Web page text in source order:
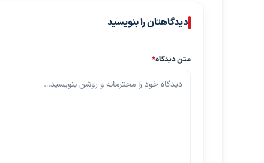
دیدگاهتان را بنویسید
متن دیدگاه*